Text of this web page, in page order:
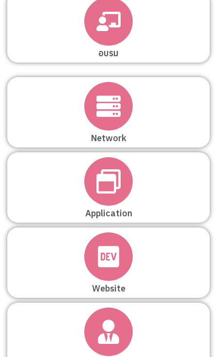
อบรม
Network
Application
Website